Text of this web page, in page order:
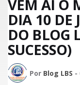
VEM AÍ O
DIA 10 DE
DO BLOG
SUCESSO)
Por Blog LBS -